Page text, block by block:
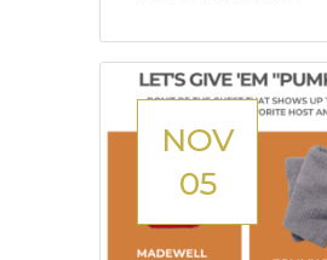
NOV
05